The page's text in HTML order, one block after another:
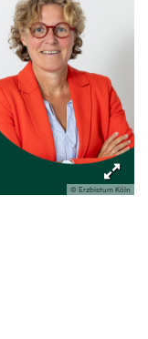
© Erzbistum Köln